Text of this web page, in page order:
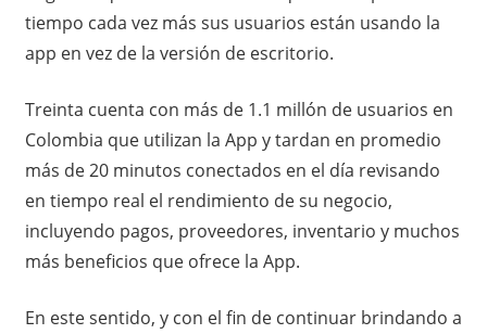
tiempo cada vez más sus usuarios están usando la
app en vez de la versión de escritorio.
Treinta cuenta con más de 1.1 millón de usuarios en
Colombia que utilizan la App y tardan en promedio
más de 20 minutos conectados en el día revisando
en tiempo real el rendimiento de su negocio,
incluyendo pagos, proveedores, inventario y muchos
más beneficios que ofrece la App.
En este sentido, y con el fin de continuar brindando a